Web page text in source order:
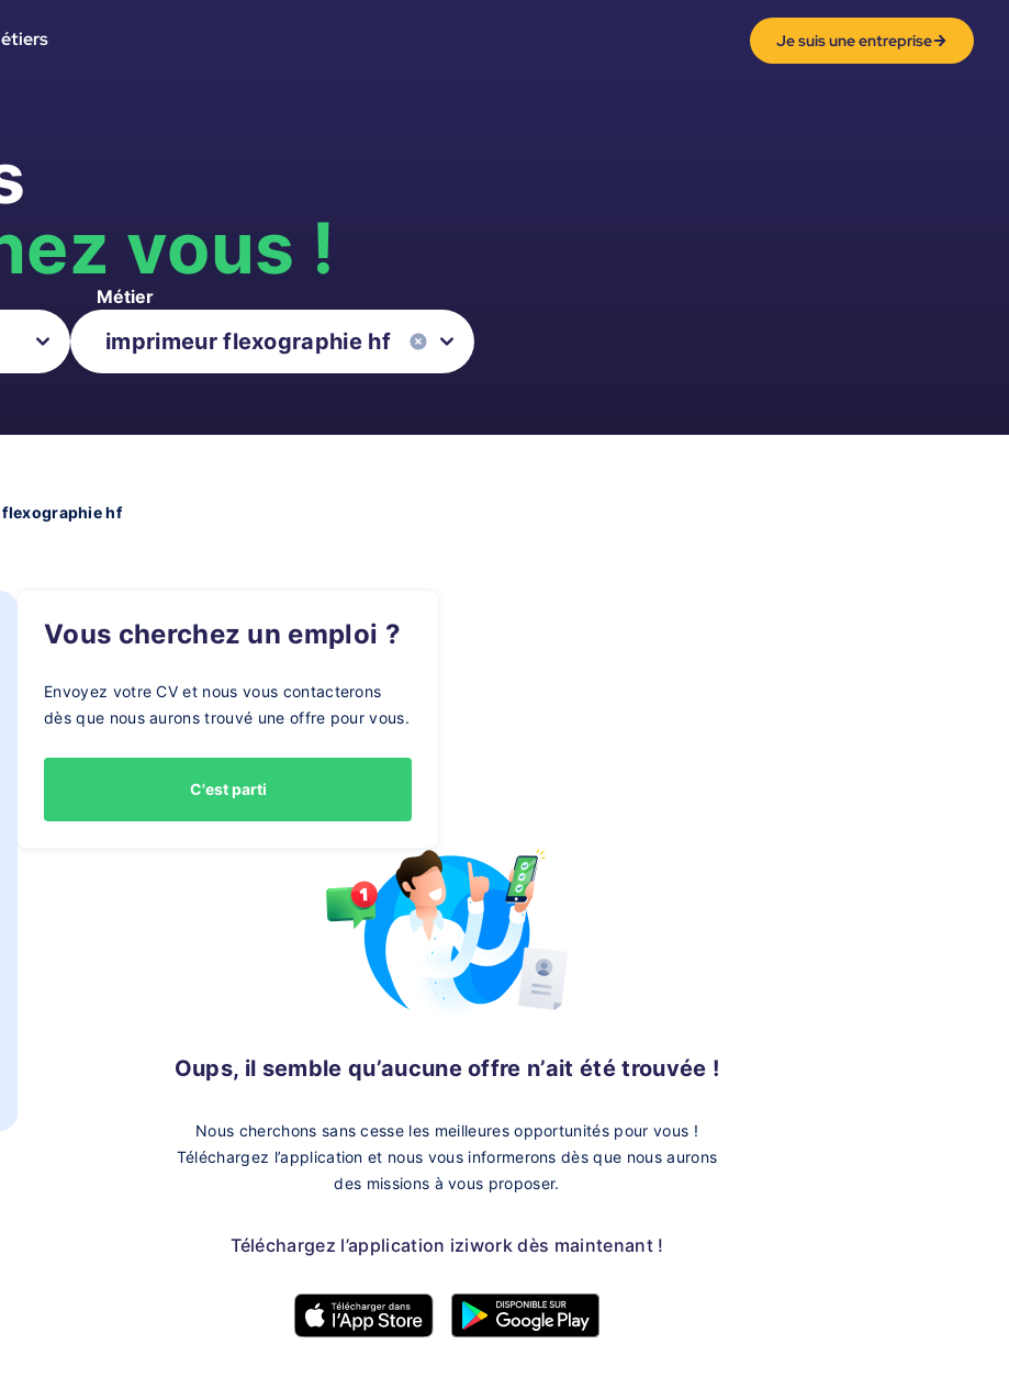
Je suis une entreprise
vous !
Métier
hf
Vous cherchez un emploi ?
Envoyez votre CV et nous vous contacterons
dès que nous aurons trouvé une offre pour vous.
C'est parti
Oups, il semble qu’aucune offre n’ait été trouvée !
Nous cherchons sans cesse les meilleures opportunités pour vous !
Téléchargez l’application et nous vous informerons dès que nous aurons
des missions à vous proposer.
Téléchargez l’application iziwork dès maintenant !